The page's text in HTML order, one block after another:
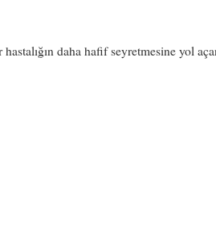
daha hafif seyretmesine yol